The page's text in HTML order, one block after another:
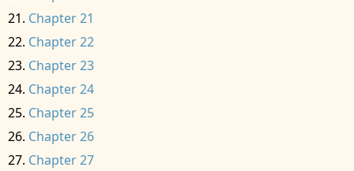
Chapter 21
Chapter 22
Chapter 23
Chapter 24
Chapter 25
Chapter 26
Chapter 27